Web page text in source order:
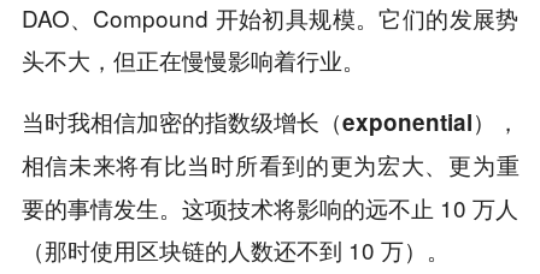
DAO、Compound 开始初具规模。它们的发展势
头不大，但正在慢慢影响着行业。
当时我相信加密的指数级增长（exponential），
相信未来将有比当时所看到的更为宏大、更为重
要的事情发生。这项技术将影响的远不止 10 万人
（那时使用区块链的人数还不到 10 万）。